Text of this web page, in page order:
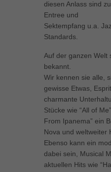
diesen Anlass sind
Entree und
Sektempfang u.a.
Standards.
Auf der ganzen Welt
bekannt.
Wir kennen sie alle,
gewisse Etwas,
charmante
Stücke wie “All of
From Ipanema” ein
Nova und weltweiter
Ebenso kann ein
dabei sein, Musical
aktuellen Hits wie
können Ihre Einwilligung zu
weitere Informationen anzeigen
Cookies auswählen.
Datenschutzeinstellungen
Essenziell (1)
Essenzielle Cookies ermöglichen
die einwandfreie Funktion der
Marketing (1)
Marketing-Cookies werden von